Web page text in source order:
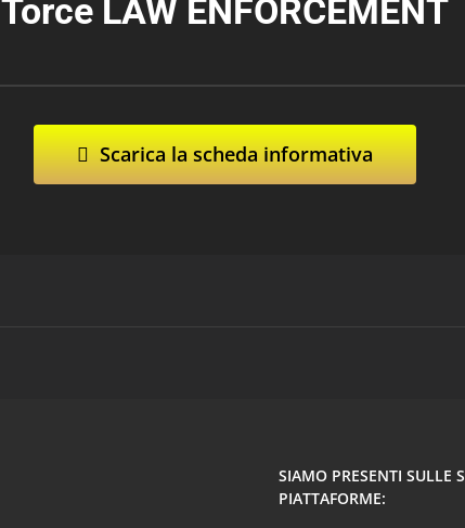
Torce LAW ENFORCEMENT
Scarica la scheda informativa
SIAMO PRESENTI SULLE
PIATTAFORME: